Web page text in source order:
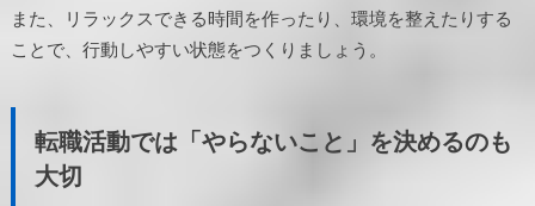
また、リラックスできる時間を作ったり、環境を整えたりする
ことで、行動しやすい状態をつくりましょう。
転職活動では「やらないこと」を決めるのも
大切